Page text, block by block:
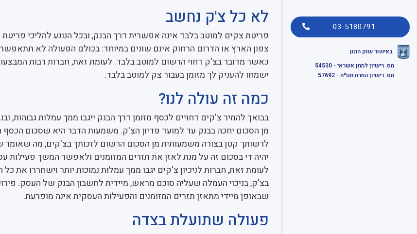
03-5180791
באישור שוק ההון
מס. רישיון למתן אשראי - 54530
מס. רישיון המרת מט״ח - 57692
לא כל צ'ק נחשב
פריטת צקים למוטב בלבד אינה אפשרית דרך הבנק, ובכל הנוגע להליכי
צפון הארץ או הדרום הרחוק אינם שונים במיוחד: בכולם הפעולה לא
כאשר מדובר בצ'ק דחוי הרשום למוטב בלבד. לעומת זאת, חברות רבות המבצעות
ישמחו להעניק לך מזומן בעבור צק למוטב בלבד.
כמה זה עולה לנו?
בבואך להמיר צ'קים דחויים לכסף מזומן דרך הבנק ייגבו ממך עמלות גבוהות,
מן הסכום יחכה בבנק עד למועד פדיון הצ'ק. משמעות הדבר היא שסכום הכסף
לרשותך קטן בצורה משמעותית מן הסכום הרשום לזכותך בצ'קים, מה
יהיה די בסכום זה על מנת לאזן את תזרים המזומנים ולאפשר המשך פעילות
לעומת זאת, חברות לניכיון צ'קים יגבו ממך עמלות נמוכות יותר וישחררו את כל
בצ'ק, בניכוי העמלה שעליה סוכם מראש, מיידית לחשבון הבנק של העסק.
שבאופן מיידי מתאזן תזרים המזומנים והפעילות העסקית אינה מופרעת.
פעולה שתועלת בצדה